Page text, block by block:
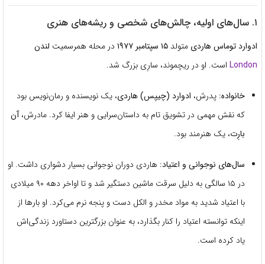
۱. سال‌های اولیه، چالش‌های شخصی و ریشه‌های هنری
ادوارد توماس هاردی متولد ۱۵ سپتامبر ۱۹۷۷ در محله همرسمیت لندن
London است. او در ریچموند، سارِی بزرگ شد.
خانواده: پدرش، ادوارد (چیپس) هاردی، یک نویسنده و رمان‌نویس بود
که نقش مهمی در تشویق تام به داستان‌سرایی و هنر ایفا کرد. مادرش،آن
بارِت، یک هنرمند بود.
سال‌های نوجوانی و اعتیاد: هاردی دوران نوجوانی بسیار دشواری داشت. او
در ۱۵ سالگی به دلیل سرقت ماشین دستگیر شد و تا اواخر دهه ۹۰ میلادی
با اعتیاد شدید به مواد مخدر و الکل دست و پنجه نرم می‌کرد. او بارها از
اینکه توانسته اعتیاد را کنار بگذارد، به عنوان بزرگترین دستاورد زندگی‌اش
یاد کرده است.